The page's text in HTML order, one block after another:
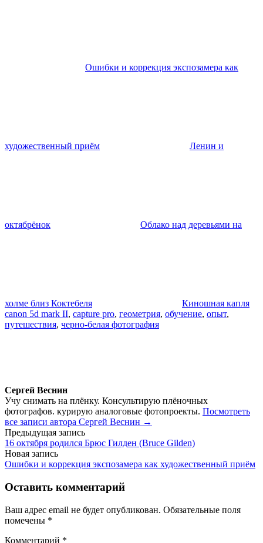
Ошибки и коррекция экспозамера как
художественный приём Ленин и
октябрёнок Облако над деревьями на
холме близ Коктебеля
Киношная капля
canon 5d mark II, capture pro, геометрия, обучение, опыт,
путешествия, черно-белая фотография
Сергей Веснин
Учу снимать на плёнку. Консультирую плёночных
фотографов. курирую аналоговые фотопроекты. Посмотреть
все записи автора Сергей Веснин →
Навигация
по
записям
Предыдущая запись
16 октября родился Брюс Гилден (Bruce Gilden)
Новая запись
Ошибки и коррекция экспозамера как художественный приём
Оставить комментарий
Ваш адрес email не будет опубликован. Обязательные поля
помечены *
Комментарий *